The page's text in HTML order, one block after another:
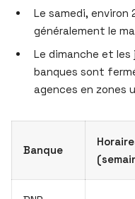
Le samedi, environ
généralement le
Le dimanche et
banques sont
agences en zones
Banque